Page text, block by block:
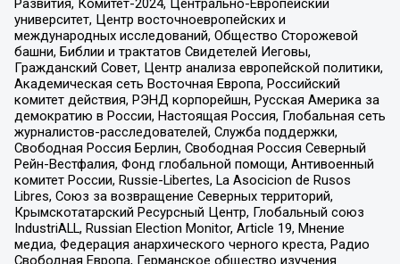
Развития, Комитет-2024, Центрально-Европейский
университет, Центр восточноевропейских и
международных исследований, Общество Сторожевой
башни, Библии и трактатов Свидетелей Иеговы,
Гражданский Совет, Центр анализа европейской политики,
Академическая сеть Восточная Европа, Российский
комитет действия, РЭНД корпорейшн, Русская Америка за
демократию в России, Настоящая Россия, Глобальная сеть
журналистов-расследователей, Служба поддержки,
Свободная Россия Берлин, Свободная Россия Северный
Рейн-Вестфалия, Фонд глобальной помощи, Антивоенный
комитет России, Russie-Libertes, La Asocicion de Rusos
Libres, Союз за возвращение Северных территорий,
Крымскотатарский Ресурсный Центр, Глобальный союз
IndustriALL, Russian Election Monitor, Article 19, Мнение
медиа, Федерация анархического черного креста, Радио
Свободная Европа, Германское общество изучения